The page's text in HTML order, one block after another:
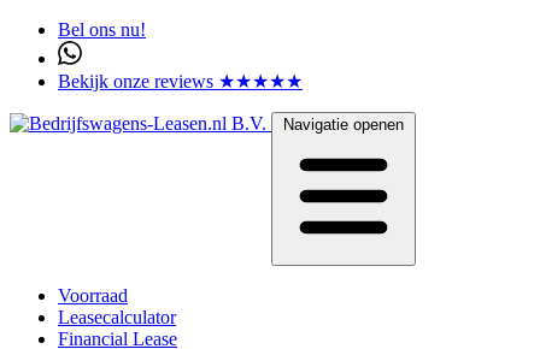
Bel ons nu!
Bekijk onze reviews ★★★★★
Navigatie openen
Voorraad
Leasecalculator
Financial Lease